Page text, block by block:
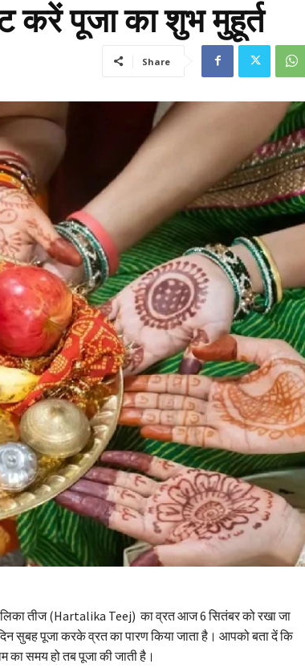
करें पूजा का शुभ मुहूर्त
Share
तीज (Hartalika Teej) का व्रत आज 6 सितंबर को रखा जा
सुबह पूजा करके व्रत का पारण किया जाता है। आपको बता दें कि
का समय हो तब पूजा की जाती है।